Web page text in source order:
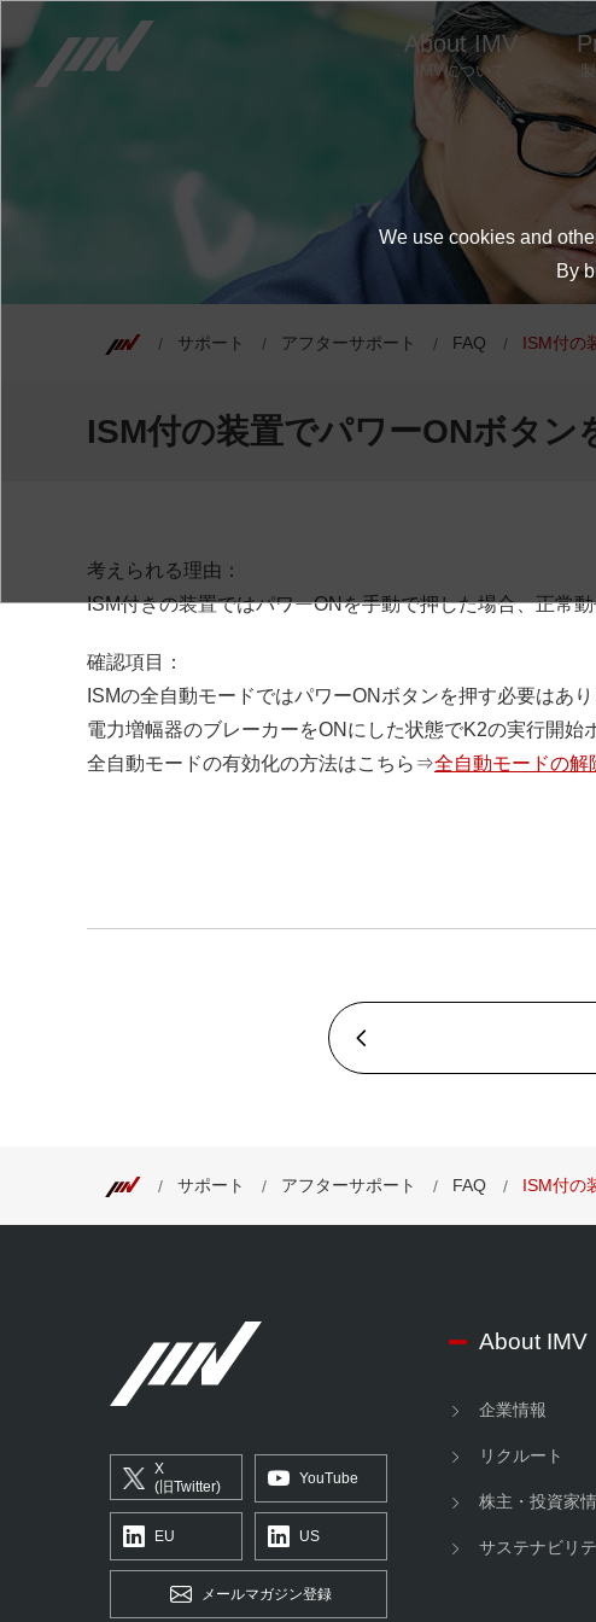
About IMV
IMVについて
サポート アフターサポート FAQ ISM付の
ISM付の装置でパワーONボタン
考えられる理由：
ISM付きの装置ではパワーONを手動で押した場合、正常
確認項目：
ISMの全自動モードではパワーONボタンを押す必要はあ
電力増幅器のブレーカーをONにした状態でK2の実行開始
全自動モードの有効化の方法はこちら⇒全自動モードの解
サポート アフターサポート FAQ ISM付の
X
(旧Twitter)
YouTube
EU US
メールマガジン登録
About IMV
企業情報
リクルート
株主・投資家
サステナビリ
We use cookies and
By